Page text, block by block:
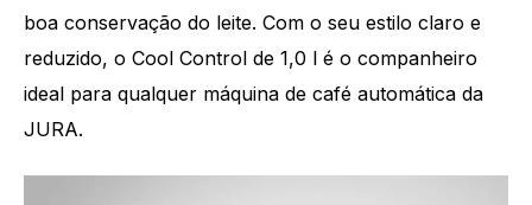
boa conservação do leite. Com o seu estilo claro e
reduzido, o Cool Control de 1,0 l é o companheiro
ideal para qualquer máquina de café automática da
JURA.­­